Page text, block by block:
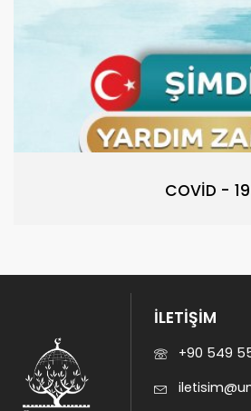
COVİD - 19
İLETİŞİM
+90 549